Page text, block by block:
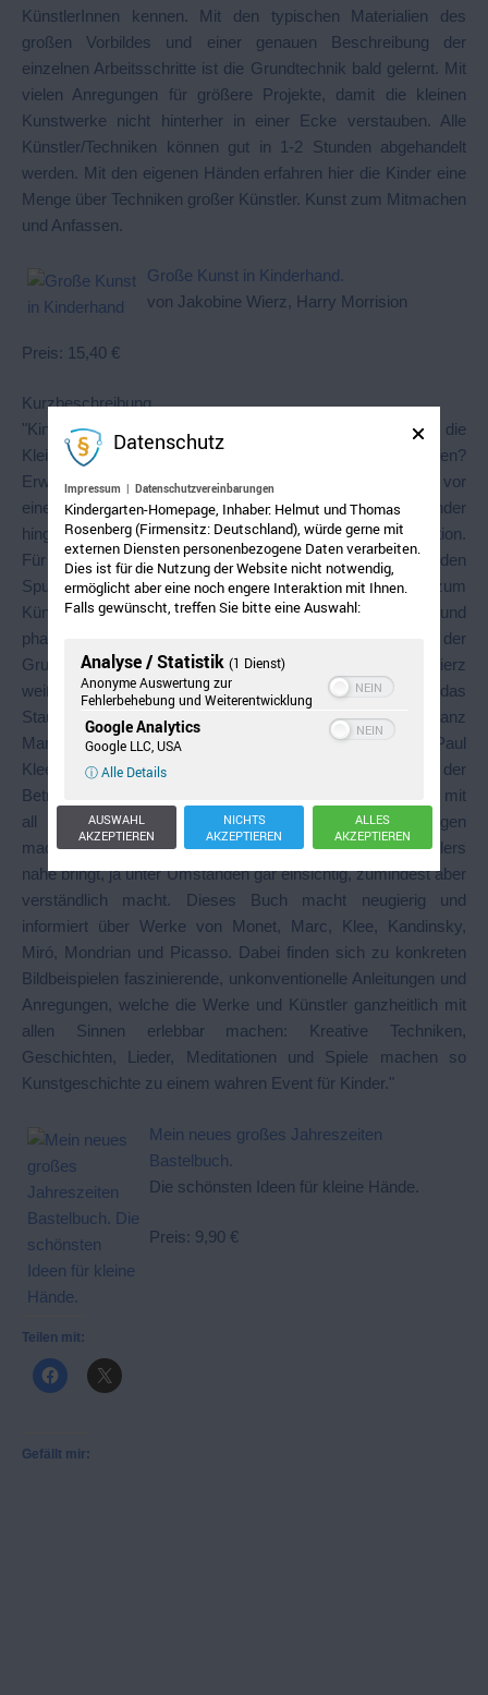
KünstlerInnen kennen. Mit den typischen Materialien des
großen Vorbildes und einer genauen Beschreibung der
einzelnen Arbeitsschritte ist die Grundtechnik bald gelernt. Mit
vielen Anregungen für größere Projekte, damit die kleinen
Kunstwerke nicht hinterher in einer Ecke verstauben. Alle
Künstler/Techniken können gut in 1-2 Stunden abgehandelt
werden. Mit den eigenen Händen erfahren hier die Kinder eine
Menge über Techniken großer Künstler. Kunst zum Mitmachen
und Anfassen.
Große Kunst in Kinderhand.
von Jakobine Wierz, Harry Morrision
Preis: 15,40 €
Kurzbeschreibung
"Kinder und große Maler – passt das zusammen? Können die
Kleinen schon die Werke großer Künstler begreifen?
Erwachsene haben inmitten der Reizüberflutung verlernt, vor
einem Bild zu verweilen und nur zu betrachten. Kinder
hingegen erleben ein einzelnes Bild in gebannter Faszination.
Für Kinder kann es kaum etwas spannenderes geben als den
Spuren großer Künstler zu folgen, indem sie selber zum
Künstler werden. Geschieht dies aktiv, spannend fröhlich und
phantasievoll, so wird auf dieser Entdeckungsreise der
Grundstein zur Freude an Kunst geweckt. Jakobine Wierz
weiß sehr gut, wie Sie es schaffen können, Kindern das
Staunen zum Beispiel über die Leuchtkraft der Farben Franz
Marcs oder über die unzähligen bildnerischen Ideen Paul
Klees oder Joan Miros zu vermitteln. Ausgehend von der
Betrachtung eines Bildes des Künstlers sollen die Kinder mit
all ihren Sinnen, aber auch ihren Emotionen, Erfahrungen
machen dürfen/können, die ihnen die Kunst dieses Künstlers
nahe bringt, ja unter Umständen gar einsichtig, zumindest aber
verständlich macht. Dieses Buch macht neugierig und
informiert über Werke von Monet, Marc, Klee, Kandinsky,
Miró, Mondrian und Picasso. Dabei finden sich zu konkreten
Bildbeispielen faszinierende, unkonventionelle Anleitungen und
Anregungen, welche die Werke und Künstler ganzheitlich mit
allen Sinnen erlebbar machen: Kreative Techniken,
Geschichten, Lieder, Meditationen und Spiele machen so
Kunstgeschichte zu einem wahren Event für Kinder."
Mein neues großes Jahreszeiten
Bastelbuch.
Die schönsten Ideen für kleine Hände.
Preis: 9,90 €
Teilen mit:
Gefällt mir:
Datenschutz
Impressum | Datenschutzvereinbarungen
Kindergarten-Homepage, Inhaber: Helmut und Thomas
Rosenberg (Firmensitz: Deutschland), würde gerne mit
externen Diensten personenbezogene Daten verarbeiten.
Dies ist für die Nutzung der Website nicht notwendig,
ermöglicht aber eine noch engere Interaktion mit Ihnen.
Falls gewünscht, treffen Sie bitte eine Auswahl:
Analyse / Statistik (1 Dienst)
Anonyme Auswertung zur
Fehlerbehebung und Weiterentwicklung
Google Analytics
Google LLC, USA
ⓘ Alle Details
AUSWAHL
AKZEPTIEREN
NICHTS
AKZEPTIEREN
ALLES
AKZEPTIEREN